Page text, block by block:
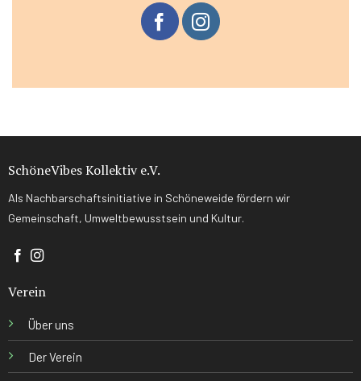
SchöneVibes Kollektiv e.V.
Als Nachbarschaftsinitiative in Schöneweide fördern wir
Gemeinschaft, Umweltbewusstsein und Kultur.
Verein
Über uns
Der Verein